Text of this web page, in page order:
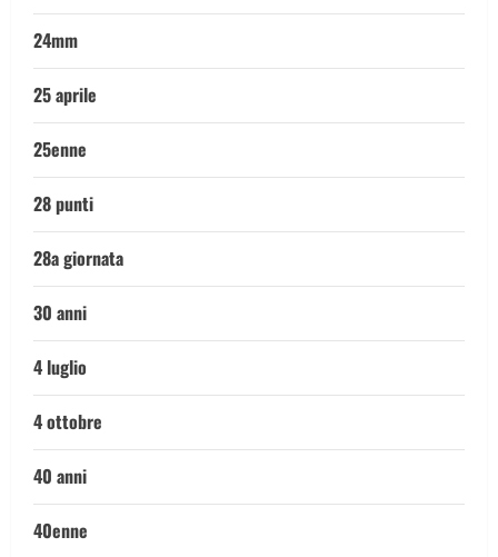
24mm
25 aprile
25enne
28 punti
28a giornata
30 anni
4 luglio
4 ottobre
40 anni
40enne